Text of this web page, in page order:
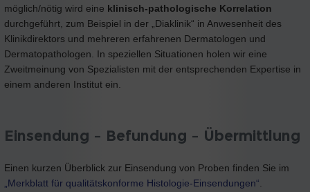
möglich/nötig wird eine klinisch-pathologische Korrelation
durchgeführt, zum Beispiel in der „Diaklinik“ in Anwesenheit des
Klinikdirektors und mehreren erfahrenen Dermatologen und
Dermatopathologen. In speziellen Situationen holen wir eine
Zweitmeinung von Spezialisten mit der entsprechenden Expertise in
einem anderen Institut ein.
Einsendung – Befundung – Übermittlung
Einen kurzen Überblick zur Einsendung von Proben finden Sie im
„Merkblatt für qualitätskonforme Histologie-Einsendungen“.